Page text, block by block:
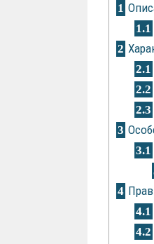
1
1.1
2
2.1
2.2
2.3
3
3.1
4
4.1
4.2